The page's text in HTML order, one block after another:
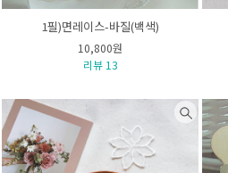
1필)면레이스-바질(백색)
10,800원
리뷰 13